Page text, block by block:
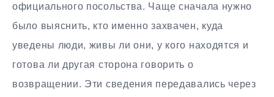
официального посольства. Чаще сначала нужно
было выяснить, кто именно захвачен, куда
уведены люди, живы ли они, у кого находятся и
готова ли другая сторона говорить о
возвращении. Эти сведения передавались через